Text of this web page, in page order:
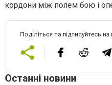
кордони між полем бою і
Поділіться та підписуйтесь
Останні новини